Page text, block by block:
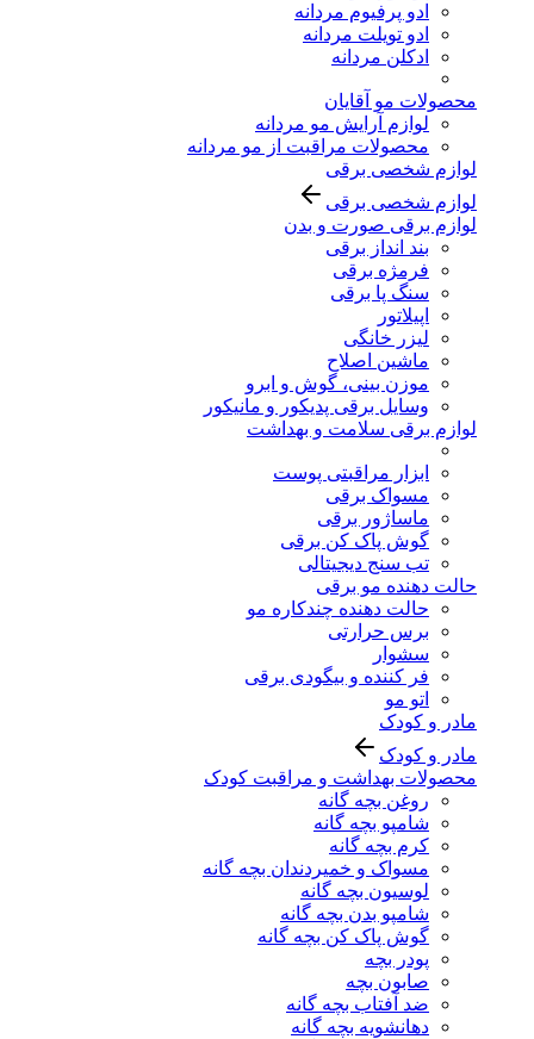
ادو پرفیوم مردانه
ادو تویلت مردانه
ادکلن مردانه
محصولات مو آقایان
لوازم آرایش مو مردانه
محصولات مراقبت از مو مردانه
لوازم شخصی برقی
لوازم شخصی برقی
لوازم برقی صورت و بدن
بند انداز برقی
فرمژه برقی
سنگ پا برقی
اپیلاتور
لیزر خانگی
ماشین اصلاح
موزن بینی، گوش و ابرو
وسایل برقی پدیکور و مانیکور
لوازم برقی سلامت و بهداشت
ابزار مراقبتی پوست
مسواک برقی
ماساژور برقی
گوش پاک کن برقی
تب سنج دیجیتالی
حالت دهنده مو برقی
حالت دهنده چندکاره مو
برس حرارتی
سشوار
فر کننده و بیگودی برقی
اتو مو
مادر و کودک
مادر و کودک
محصولات بهداشت و مراقبت کودک
روغن بچه گانه
شامپو بچه گانه
کرم بچه گانه
مسواک و خمیردندان بچه گانه
لوسیون بچه گانه
شامپو بدن بچه گانه
گوش پاک کن بچه گانه
پودر بچه
صابون بچه
ضد آفتاب بچه گانه
دهانشویه بچه گانه